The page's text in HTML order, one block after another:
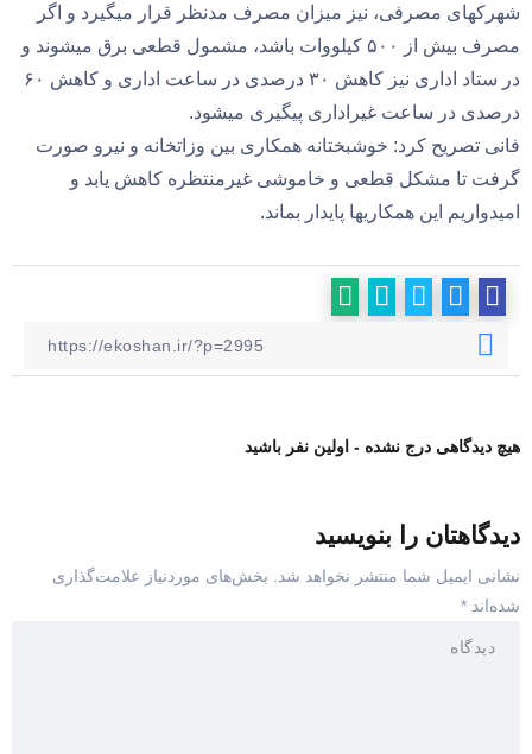
شهرکهای مصرفی، نیز میزان مصرف مدنظر قرار میگیرد و اگر
مصرف بیش از ۵۰۰ کیلووات باشد، مشمول قطعی برق میشوند و
در ستاد اداری نیز کاهش ۳۰ درصدی در ساعت اداری و کاهش ۶۰
درصدی در ساعت غیراداری پیگیری میشود.
فانی تصریح کرد: خوشبختانه همکاری بین وزاتخانه و نیرو صورت
گرفت تا مشکل قطعی و خاموشی غیرمنتظره کاهش یابد و
امیدواریم این همکاریها پایدار بماند.
هیچ دیدگاهی درج نشده - اولین نفر باشید
دیدگاهتان را بنویسید
نشانی ایمیل شما منتشر نخواهد شد.
بخش‌های موردنیاز علامت‌گذاری
شده‌اند *